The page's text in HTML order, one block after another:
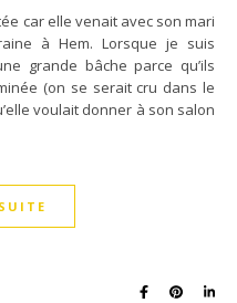
à Hem. Lorsque je suis
grande bâche parce qu’ils
(on se serait cru dans le
voulait donner à son salon